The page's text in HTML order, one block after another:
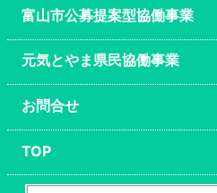
富山市公募提案型協働事業
元気とやま県民協働事業
お問合せ
TOP